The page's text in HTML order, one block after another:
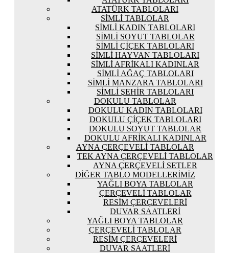
ATATÜRK TABLOLARI
SIMLI TABLOLAR
SIMLI KADIN TABLOLARI
SIMLI SOYUT TABLOLAR
SIMLI ÇIÇEK TABLOLARI
SIMLI HAYVAN TABLOLARI
SIMLI AFRIKALI KADINLAR
SIMLI AĞAÇ TABLOLARI
SIMLI MANZARA TABLOLARI
SIMLI ŞEHIR TABLOLARI
DOKULU TABLOLAR
DOKULU KADIN TABLOLARI
DOKULU ÇIÇEK TABLOLARI
DOKULU SOYUT TABLOLAR
DOKULU AFRIKALI KADINLAR
AYNA ÇERÇEVELI TABLOLAR
TEK AYNA ÇERÇEVELI TABLOLAR
AYNA ÇERÇEVELI SETLER
DIĞER TABLO MODELLERIMIZ
YAĞLI BOYA TABLOLAR
ÇERÇEVELI TABLOLAR
RESIM ÇERÇEVELERI
DUVAR SAATLERI
YAĞLI BOYA TABLOLAR
ÇERÇEVELI TABLOLAR
RESIM ÇERÇEVELERI
DUVAR SAATLERI